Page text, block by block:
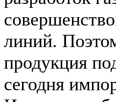
линий.
продукция
сегодня